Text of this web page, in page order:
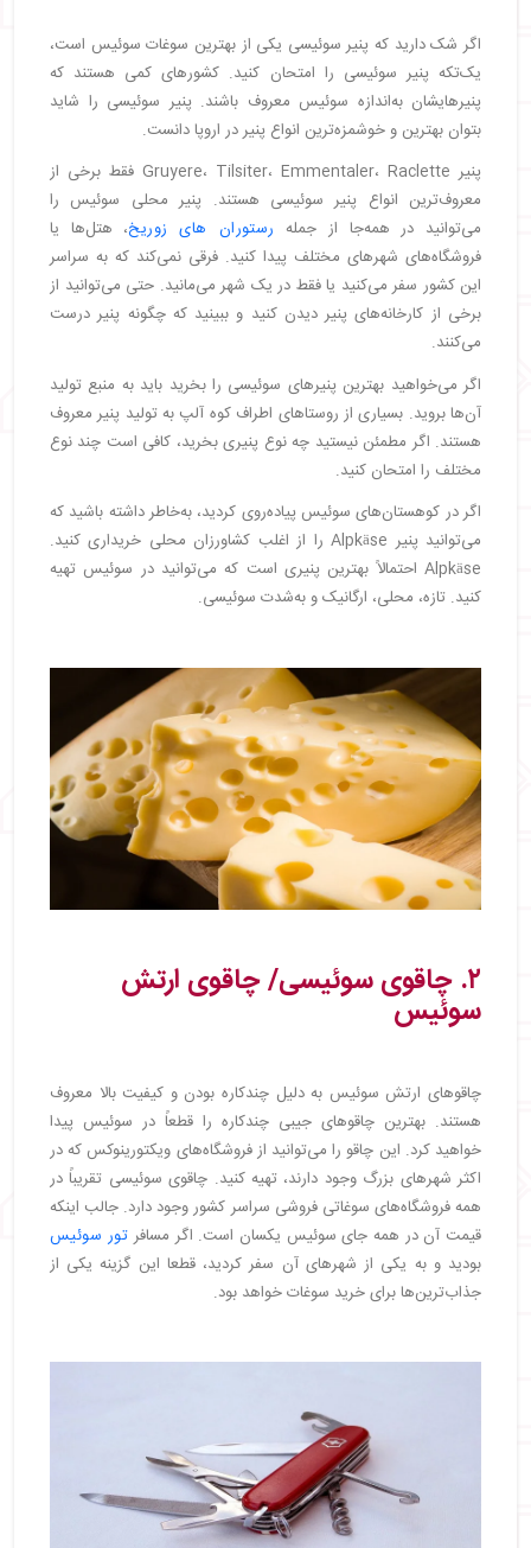
اگر شک دارید که پنیر سوئیسی یکی از بهترین سوغات سوئیس است،
یک‌تکه پنیر سوئیسی را امتحان کنید. کشورهای کمی هستند که
پنیرهایشان به‌اندازه سوئیس معروف باشند. پنیر سوئیسی را شاید
بتوان بهترین و خوشمزه‌ترین انواع پنیر در اروپا دانست.
پنیر Gruyere، Tilsiter، Emmentaler، Raclette فقط برخی از
معروف‌ترین انواع پنیر سوئیسی هستند. پنیر محلی سوئیس را
می‌توانید در همه‌جا از جمله رستورا‌ن های زوریخ، هتل‌ها یا
فروشگاه‌های شهرهای مختلف پیدا کنید. فرقی نمی‌کند که به سراسر
این کشور سفر می‌کنید یا فقط در یک شهر می‌مانید. حتی می‌توانید از
برخی از کارخانه‌های پنیر دیدن کنید و ببینید که چگونه پنیر درست
می‌کنند.
اگر می‌خواهید بهترین پنیرهای سوئیسی را بخرید باید به منبع تولید
آن‌ها بروید. بسیاری از روستاهای اطراف کوه آلپ به تولید پنیر معروف
هستند. اگر مطمئن نیستید چه نوع پنیری بخرید، کافی است چند نوع
مختلف را امتحان کنید.
اگر در کوهستان‌های سوئیس پیاده‌روی کردید، به‌خاطر داشته باشید که
می‌توانید پنیر Alpkäse را از اغلب کشاورزان محلی خریداری کنید.
Alpkäse احتمالاً بهترین پنیری است که می‌توانید در سوئیس تهیه
کنید. تازه، محلی، ارگانیک و به‌شدت سوئیسی.
۲. چاقوی سوئیسی/ چاقوی ارتش
سوئیس
چاقوهای ارتش سوئیس به دلیل چندکاره بودن و کیفیت بالا معروف
هستند. بهترین چاقوهای جیبی چندکاره را قطعاً در سوئیس پیدا
خواهید کرد. این چاقو را می‌توانید از فروشگاه‌های ویکتورینوکس که در
اکثر شهرهای بزرگ وجود دارند، تهیه کنید. چاقوی سوئیسی تقریباً در
همه فروشگاه‌های سوغاتی فروشی سراسر کشور وجود دارد. جالب اینکه
قیمت آن در همه جای سوئیس یکسان است. اگر مسافر تور سوئیس
بودید و به یکی از شهر‌های آن سفر کردید، قطعا این گزینه یکی از
جذاب‌ترین‌ها برای خرید سوغات خواهد بود.